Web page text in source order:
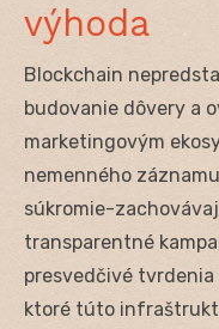
výhoda
Blockchain
budovanie dôvery a
marketingovým
nemenného
súkromie-
transparentné
presvedčivé tvrdenia
ktoré túto